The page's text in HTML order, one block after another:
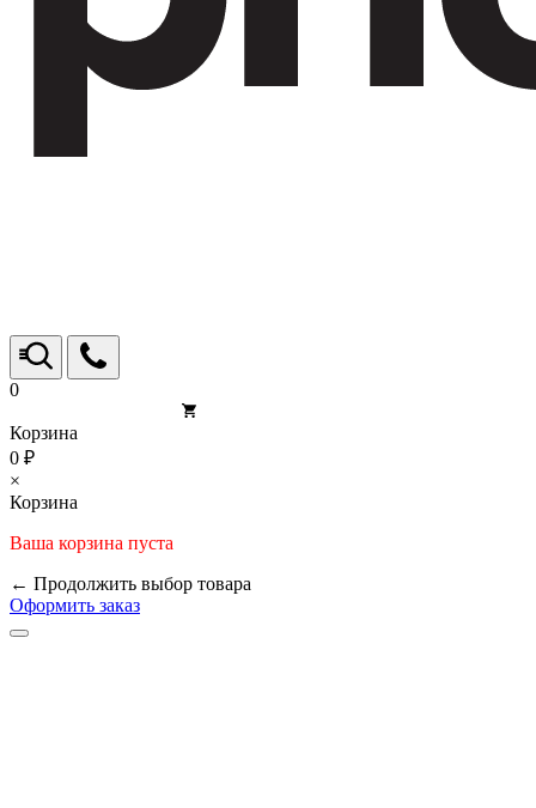
0
Корзина
0 ₽
×
Корзина
Ваша корзина пуста
← Продолжить выбор товара
Оформить заказ